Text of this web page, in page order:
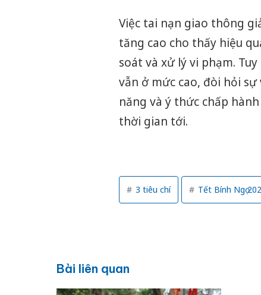
Việc tai nạn giao thông
tăng cao cho thấy hiệu
soát và xử lý vi phạm.
vẫn ở mức cao, đòi hỏi
năng và ý thức chấp
thời gian tới.
3 tiêu chí Tết Bính Ngọ
Bài liên quan